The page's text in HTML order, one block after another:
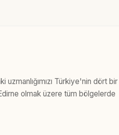
uzmanlığımızı Türkiye'nin dört bir
olmak üzere tüm bölgelerde